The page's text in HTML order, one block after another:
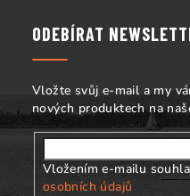
ODEBÍRAT
Vložte svůj e-mail a my
nových produktech na
Vložením e-mailu
osobních údajů